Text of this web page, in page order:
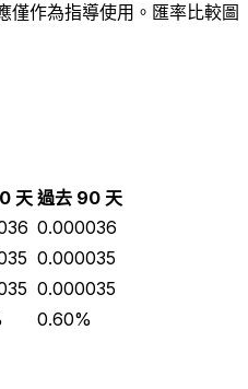
僅作為指導使用。匯率比較圖
天 過去 90 天
0.000036
0.000035
0.000035
0.60%